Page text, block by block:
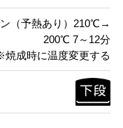
（予熱あり）210℃→
200℃ 7～12分
焼成時に温度変更する